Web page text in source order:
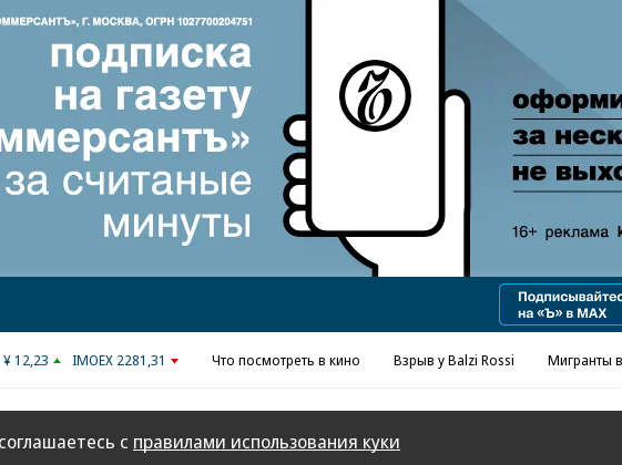
Реклама в «Ъ» www.kommersant.ru/ad
¥ 12,23 IMOEX 2281,31 Что посмотреть в кино Взрыв у Balzi Rossi Мигранты
с правилами использования куки